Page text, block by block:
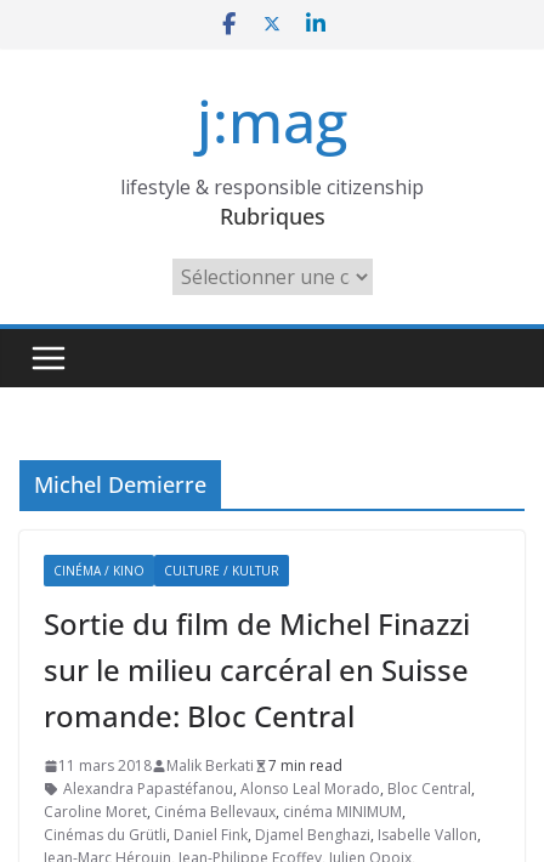
j:mag
lifestyle & responsible citizenship
Rubriques
Rubriques
Michel Demierre
CINÉMA / KINO CULTURE / KULTUR
Sortie du film de Michel Finazzi
sur le milieu carcéral en Suisse
romande: Bloc Central
11 mars 2018 Malik Berkati
7 min read
Alexandra Papastéfanou, Alonso Leal Morado, Bloc Central,
Caroline Moret, Cinéma Bellevaux, cinéma MINIMUM,
Cinémas du Grütli, Daniel Fink, Djamel Benghazi, Isabelle Vallon,
Jean-Marc Hérouin, Jean-Philippe Ecoffey, Julien Opoix,